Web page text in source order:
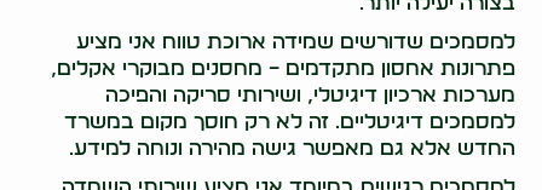
למסמכים שדורשים שמידה ארוכת טווח אני מציע
פתרונות אחסון מתקדמים – מחסנים מבוקרי אקלים,
מערכות ארכיון דיגיטלי, ושירותי סריקה והפיכה
למסמכים דיגיטליים. זה לא רק חוסך מקום במשרד
החדש אלא גם מאפשר גישה מהירה ונוחה למידע.